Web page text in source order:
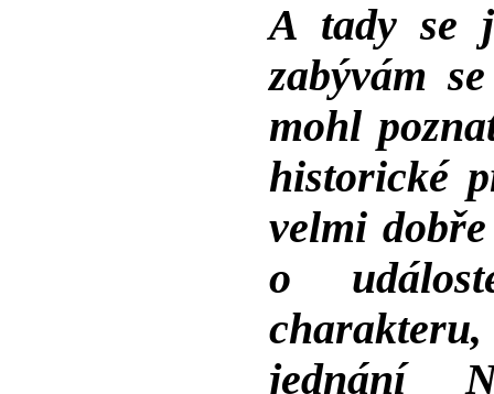
A tady se
zabývám
mohl
historické
velmi
o
jednání